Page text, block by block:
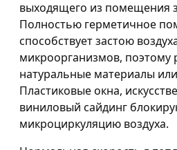
выходящего из помещения
Полностью герметичное
способствует застою
микроорганизмов, поэтому
натуральные материалы
Пластиковые окна,
виниловый сайдинг
микроциркуляцию воздуха.